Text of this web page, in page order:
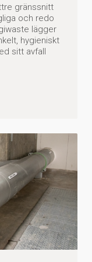
gränssnitt
och redo
lägger
hygieniskt
sitt avfall